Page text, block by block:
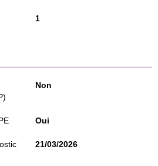
1
Non
Oui
21/03/2026